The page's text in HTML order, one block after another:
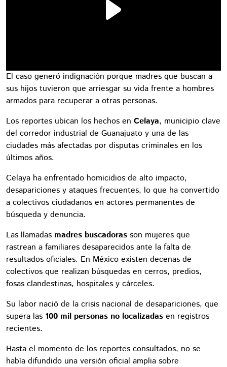
El caso generó indignación porque madres que buscan a
sus hijos tuvieron que arriesgar su vida frente a hombres
armados para recuperar a otras personas.
Los reportes ubican los hechos en Celaya, municipio clave
del corredor industrial de Guanajuato y una de las
ciudades más afectadas por disputas criminales en los
últimos años.
Celaya ha enfrentado homicidios de alto impacto,
desapariciones y ataques frecuentes, lo que ha convertido
a colectivos ciudadanos en actores permanentes de
búsqueda y denuncia.
Las llamadas madres buscadoras son mujeres que
rastrean a familiares desaparecidos ante la falta de
resultados oficiales. En México existen decenas de
colectivos que realizan búsquedas en cerros, predios,
fosas clandestinas, hospitales y cárceles.
Su labor nació de la crisis nacional de desapariciones, que
supera las 100 mil personas no localizadas en registros
recientes.
Hasta el momento de los reportes consultados, no se
había difundido una versión oficial amplia sobre